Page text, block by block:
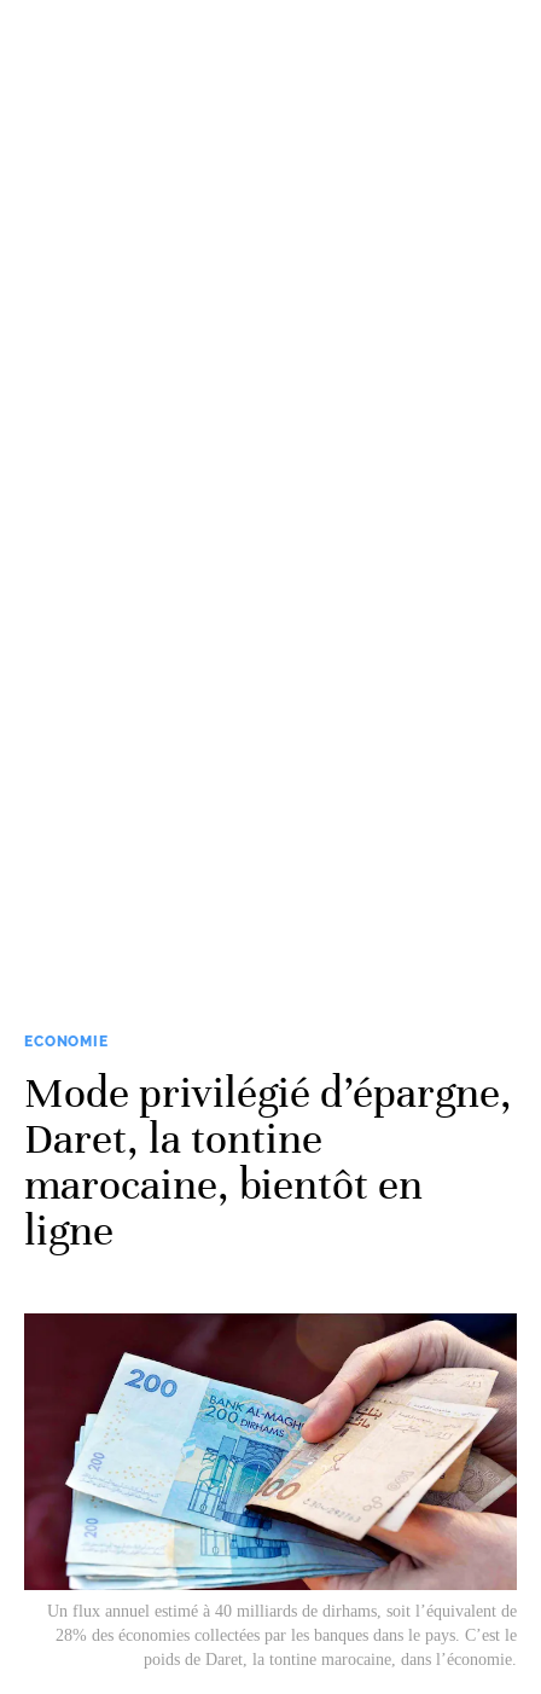
ECONOMIE
Mode privilégié d’épargne,
Daret, la tontine
marocaine, bientôt en
ligne
Un flux annuel estimé à 40 milliards de dirhams, soit l’équivalent de
28% des économies collectées par les banques dans le pays. C’est le
poids de Daret, la tontine marocaine, dans l’économie.